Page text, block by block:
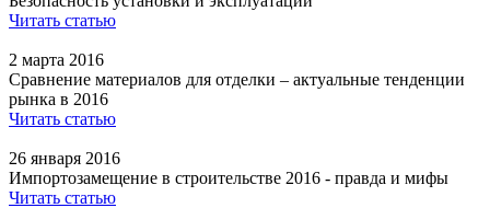
Читать статью
2 марта 2016
Сравнение материалов для отделки – актуальные тенденции
рынка в 2016
Читать статью
26 января 2016
Импортозамещение в строительстве 2016 - правда и мифы
Читать статью